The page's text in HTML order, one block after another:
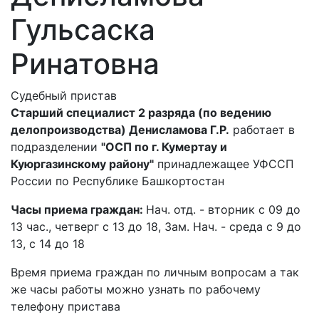
Гульсаска
Ринатовна
Судебный пристав
Старший специалист 2 разряда (по ведению
делопроизводства) Денисламова Г.Р. работает в
подразделении "ОСП по г. Кумертау и
Куюргазинскому району" принадлежащее УФССП
России по Республике Башкортостан
Часы приема граждан: Нач. отд. - вторник с 09 до
13 час., четверг с 13 до 18, Зам. Нач. - среда с 9 до
13, с 14 до 18
Время приема граждан по личным вопросам а так
же часы работы можно узнать по рабочему
телефону пристава